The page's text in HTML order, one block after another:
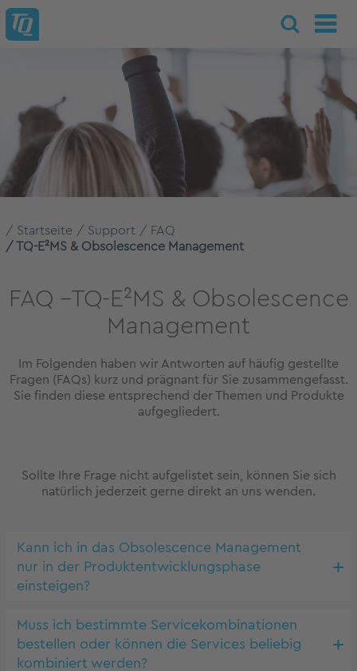
Startseite Support
FAQ
TQ-E²MS & Obsolescence Management
FAQ –TQ-E²MS & Obsolescence
Management
Im Folgenden haben wir Antworten auf häufig gestellte
Fragen (FAQs) kurz und prägnant für Sie zusammengefasst.
Sie finden diese entsprechend der Themen und Produkte
aufgegliedert.
Sollte Ihre Frage nicht aufgelistet sein, können Sie sich
natürlich jederzeit gerne direkt an uns wenden.
Kann ich in das Obsolescence Management
nur in der Produktentwicklungsphase
einsteigen?
Muss ich bestimmte Servicekombinationen
bestellen oder können die Services beliebig
kombiniert werden?